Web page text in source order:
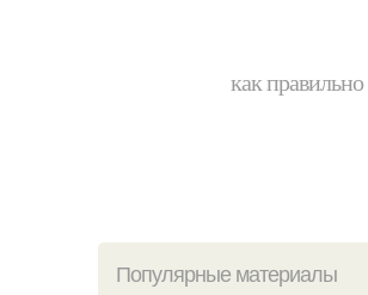
как
Популярные материалы